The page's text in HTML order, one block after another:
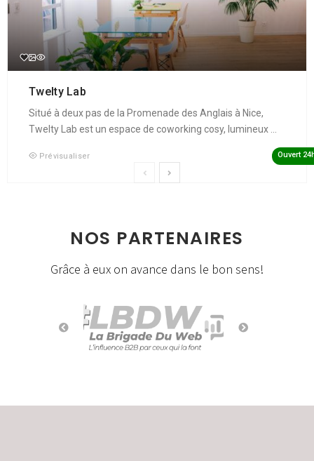
Twelty Lab
Situé à deux pas de la Promenade des Anglais à Nice,
Twelty Lab est un espace de coworking cosy, lumineux ...
Prévisualiser Ouvert
NOS PARTENAIRES
Grâce à eux on avance dans le bon sens!